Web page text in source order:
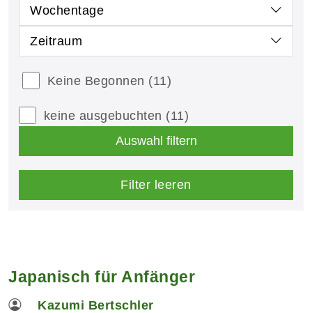
Wochentage
Zeitraum
Keine Begonnen (11)
keine ausgebuchten (11)
Auswahl filtern
Filter leeren
Japanisch für Anfänger
Kazumi Bertschler